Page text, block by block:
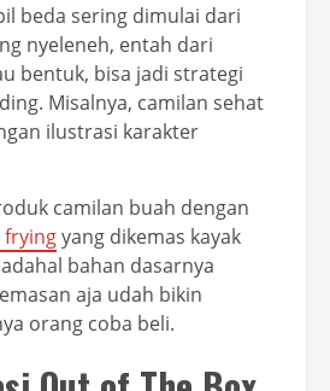
beda sering dimulai dari
nyeleneh, entah dari
bentuk, bisa jadi strategi
Misalnya, camilan sehat
ilustrasi karakter
camilan buah dengan
fryingyang dikemas kayak
bahan dasarnya
aja udah bikin
orang coba beli.